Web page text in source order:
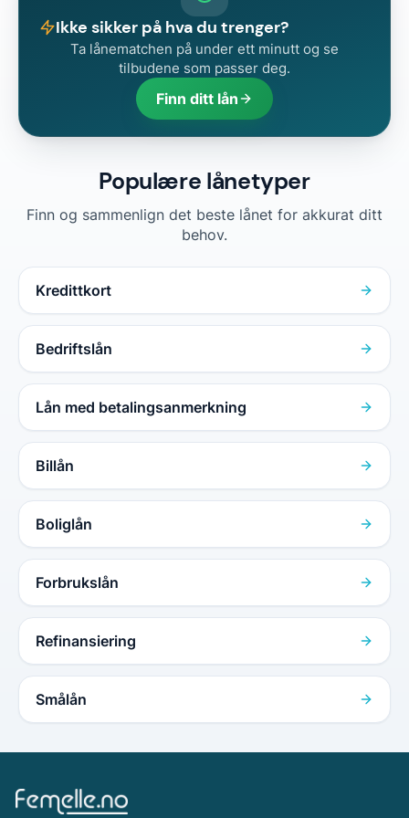
Ikke sikker på hva du trenger?
Ta lånematchen på under ett minutt og se
tilbudene som passer deg.
Finn ditt lån
Populære lånetyper
Finn og sammenlign det beste lånet for akkurat ditt
behov.
Kredittkort
Bedriftslån
Lån med betalingsanmerkning
Billån
Boliglån
Forbrukslån
Refinansiering
Smålån